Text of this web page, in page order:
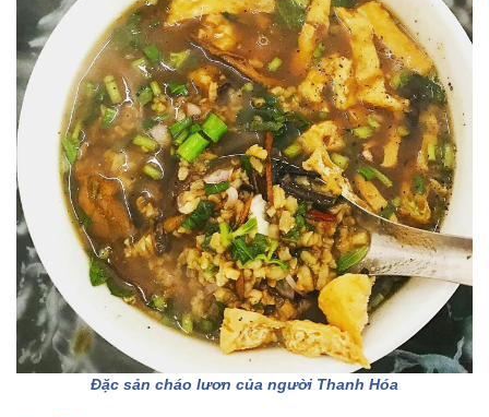
Đặc sản cháo lươn của người Thanh Hóa